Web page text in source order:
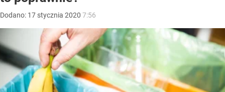
Dodano: 17 stycznia 2020 7:56